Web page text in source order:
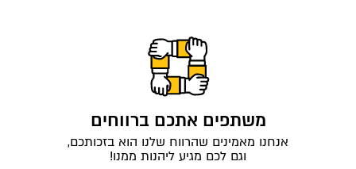
משתפים אתכם ברווחים
אנחנו מאמינים שהרווח שלנו הוא בזכותכם,
וגם לכם מגיע ליהנות ממנו!